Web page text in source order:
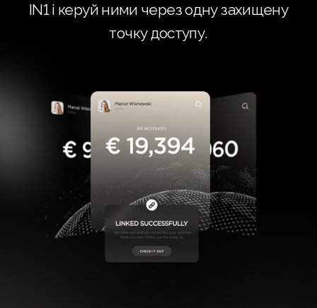
IN1 і керуй ними через одну захищену
точку доступу.